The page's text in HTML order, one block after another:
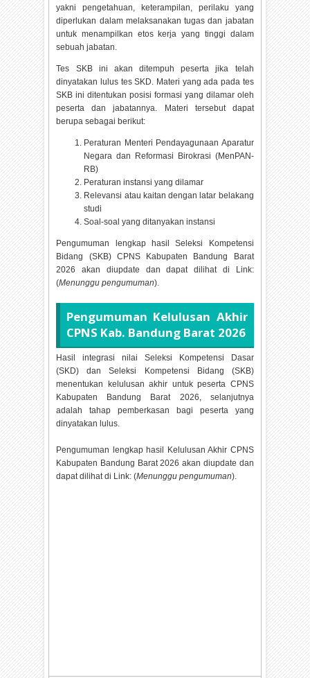
yakni pengetahuan, keterampilan, perilaku yang
diperlukan dalam melaksanakan tugas dan jabatan
untuk menampilkan etos kerja yang tinggi dalam
sebuah jabatan.
Tes SKB ini akan ditempuh peserta jika telah
dinyatakan lulus tes SKD. Materi yang ada pada tes
SKB ini ditentukan posisi formasi yang dilamar oleh
peserta dan jabatannya. Materi tersebut dapat
berupa sebagai berikut:
Peraturan Menteri Pendayagunaan Aparatur
Negara dan Reformasi Birokrasi (MenPAN-
RB)
Peraturan instansi yang dilamar
Relevansi atau kaitan dengan latar belakang
studi
Soal-soal yang ditanyakan instansi
Pengumuman lengkap hasil Seleksi Kompetensi
Bidang (SKB) CPNS Kabupaten Bandung Barat
2026 akan diupdate dan dapat dilihat di Link:
(Menunggu pengumuman).
Pengumuman Kelulusan Akhir
CPNS Kab. Bandung Barat 2026
Hasil integrasi nilai Seleksi Kompetensi Dasar
(SKD) dan Seleksi Kompetensi Bidang (SKB)
menentukan kelulusan akhir untuk peserta CPNS
Kabupaten Bandung Barat 2026, selanjutnya
adalah tahap pemberkasan bagi peserta yang
dinyatakan lulus.
Pengumuman lengkap hasil Kelulusan Akhir CPNS
Kabupaten Bandung Barat2026 akan diupdate dan
dapat dilihat di Link: (Menunggu pengumuman).